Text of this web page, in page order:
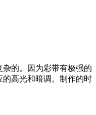
的。因为彩带有极强的
的高光和暗调。制作的时